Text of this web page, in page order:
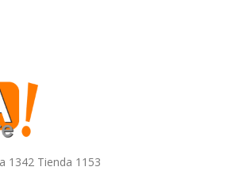
1342 Tienda 1153